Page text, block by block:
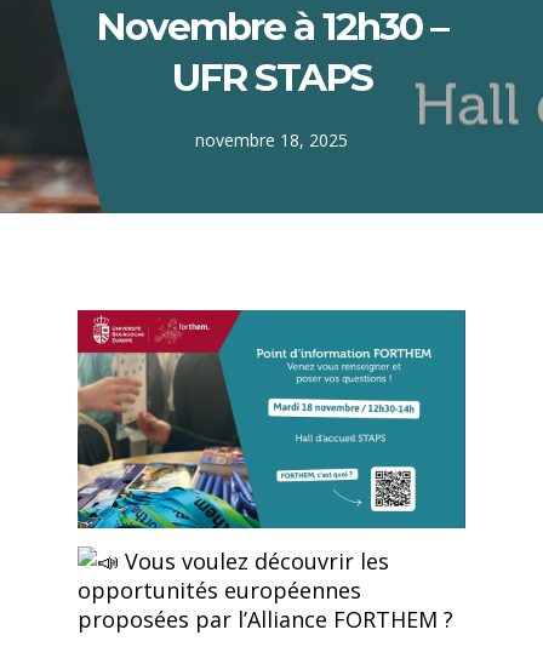
Novembre à 12h30 –
UFR STAPS
novembre 18, 2025
Vous voulez découvrir les
opportunités européennes
proposées par l’Alliance FORTHEM ?